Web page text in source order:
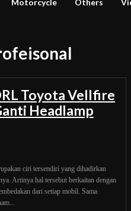
Motorcycle Others
Toyota Vellfire
Headlamp
ciri tersendiri yang dihadirkan
Artinya hal tersebut berkaitan dengan
dari setiap mobil. Sama